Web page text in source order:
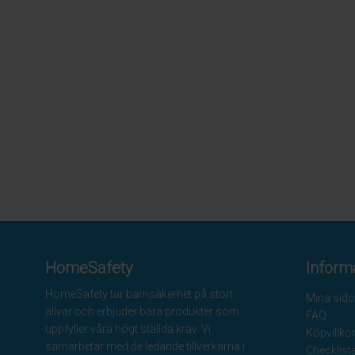
HomeSafety
HomeSafety tar barnsäkerhet på stort
allvar och erbjuder bara produkter som
uppfyller våra högt ställda krav. Vi
samarbetar med de ledande tillverkarna i
Mina
FAQ
Köpvillkor